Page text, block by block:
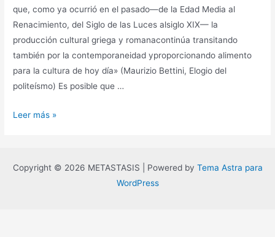
que, como ya ocurrió en el pasado—de la Edad Media al
Renacimiento, del Siglo de las Luces alsiglo XIX— la
producción cultural griega y romanacontinúa transitando
también por la contemporaneidad yproporcionando alimento
para la cultura de hoy día» (Maurizio Bettini, Elogio del
politeísmo) Es posible que …
La
personal
Leer más »
Copyright © 2026 METASTASIS | Powered by Tema Astra para
WordPress